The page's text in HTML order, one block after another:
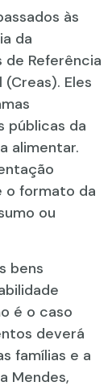
às
da
de Referência
Eles
públicas da
alimentar.
o formato da
ou
bens
é o caso
deverá
famílias e a
Mendes,